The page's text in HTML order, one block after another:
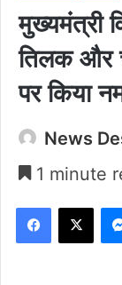
मुख्यमंत्री
तिलक और
पर किया
News
1 minute
Facebook
X